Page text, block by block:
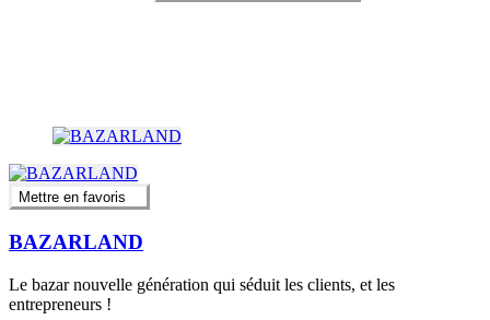
Mettre en favoris
BAZARLAND
Le bazar nouvelle génération qui séduit les clients, et les
entrepreneurs !